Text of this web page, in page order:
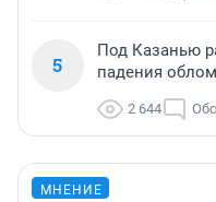
5
Под Казанью
падения
2 644
МНЕНИЕ